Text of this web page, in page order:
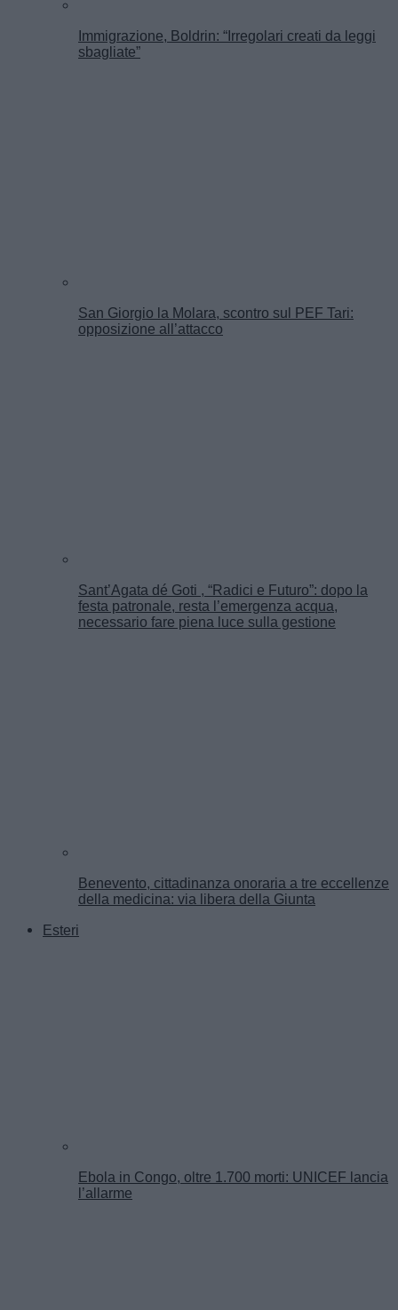
Immigrazione, Boldrin: “Irregolari creati da leggi
sbagliate”
San Giorgio la Molara, scontro sul PEF Tari:
opposizione all’attacco
Sant’Agata dé Goti , “Radici e Futuro”: dopo la
festa patronale, resta l’emergenza acqua,
necessario fare piena luce sulla gestione
Benevento, cittadinanza onoraria a tre eccellenze
della medicina: via libera della Giunta
Esteri
Ebola in Congo, oltre 1.700 morti: UNICEF lancia
l’allarme